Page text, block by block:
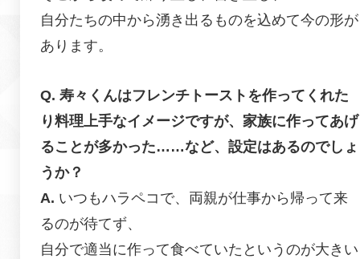
自分たちの中から湧き出るものを込めて今の形が
あります。
寿々くんはフレンチトーストを作ってくれた
り料理上手なイメージですが、家族に作ってあげ
ることが多かった……など、設定はあるのでしょ
うか？
いつもハラペコで、両親が仕事から帰って来
るのが待てず、
自分で適当に作って食べていたというのが大きい